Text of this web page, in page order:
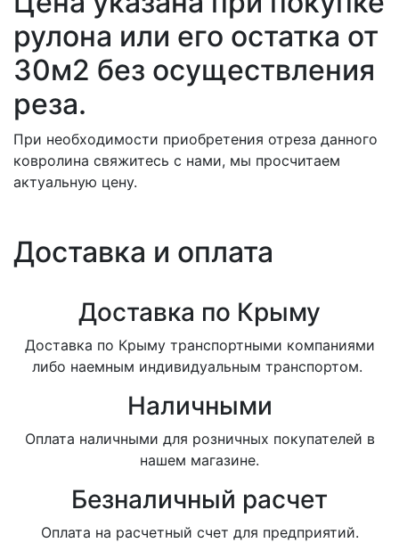
рулона или его остатка от
30м2 без осуществления
реза.
При необходимости приобретения отреза данного
ковролина свяжитесь с нами, мы просчитаем
актуальную цену.
Доставка и оплата
Доставка по Крыму
Доставка по Крыму транспортными компаниями
либо наемным индивидуальным транспортом.
Наличными
Оплата наличными для розничных покупателей в
нашем магазине.
Безналичный расчет
Оплата на расчетный счет для предприятий.